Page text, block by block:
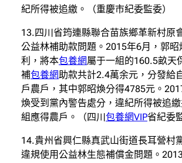
紀所得被追繳。（重慶市紀委監委）
13.四川省筠連縣聯合苗族鄉革新村原
公益林補助款問題。2015年6月，郭
利，將本包養網屬于一組的160.5畝天
補包養網助款共計2.4萬余元，分發給
戶農戶，其中郭昭煥分得4785元。
煥受到黨內警告處分，違紀所得被追
組應得農戶。（四川包養網VIP省紀委
14.貴州省興仁縣真武山街道長耳營村
違規使用公益林生態補償金問題。